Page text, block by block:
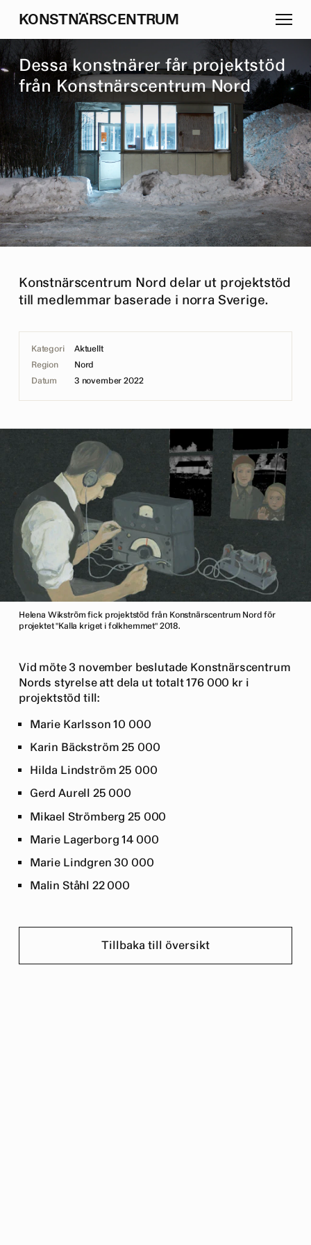
KONSTNÄRSCENTRUM
Dessa konstnärer får projektstöd
från Konstnärscentrum Nord
Konstnärscentrum Nord delar ut projektstöd
till medlemmar baserade i norra Sverige.
Kategori
Aktuellt
Region
Nord
Datum
3 november 2022
Helena Wikström fick projektstöd från Konstnärscentrum Nord för
projektet "Kalla kriget i folkhemmet" 2018.
Vid möte 3 november beslutade Konstnärscentrum
Nords styrelse att dela ut totalt 176 000 kr i
projektstöd till:
Marie Karlsson 10 000
Karin Bäckström 25 000
Hilda Lindström 25 000
Gerd Aurell 25 000
Mikael Strömberg 25 000
Marie Lagerborg 14 000
Marie Lindgren 30 000
Malin Ståhl 22 000
Tillbaka till översikt